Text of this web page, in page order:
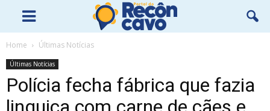
Home Últimas Notícias
Últimas Notícias
Polícia fecha fábrica que fazia